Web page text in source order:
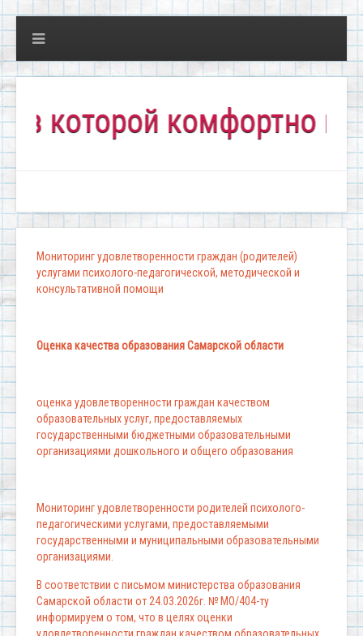
комфортно всем!"
Мониторинг удовлетворенности граждан (родителей)
услугами психолого-педагогической, методической и
консультативной помощи
Оценка качества образования Самарской области
оценка удовлетворенности граждан качеством
образовательных услуг, предоставляемых
государственными бюджетными образовательными
организациями дошкольного и общего образования
Мониторинг удовлетворенности родителей психолого-
педагогическими услугами, предоставляемыми
государственными и муниципальными образовательными
организациями.
В соответствии с письмом министерства образования
Самарской области от 24.03.2026г. № МО/404-ту
информируем о том, что в целях оценки